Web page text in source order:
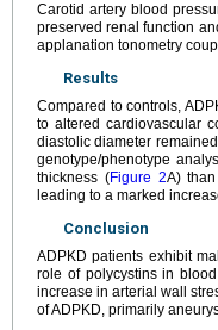
Carotid artery blood
preserved renal function
applanation tonometry
Results
Compared to controls,
to altered cardiovascular
diastolic diameter
genotype/phenotype
thickness (Figure 2A)
leading to a marked
Conclusion
ADPKD patients exhibit
role of polycystins in
increase in arterial wall
of ADPKD, primarily